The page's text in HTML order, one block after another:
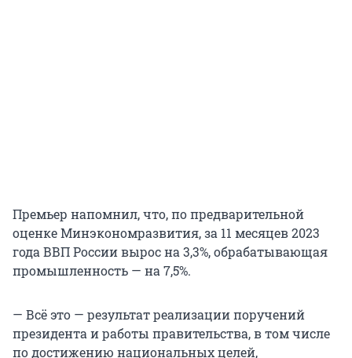
Премьер напомнил, что, по предварительной
оценке Минэкономразвития, за 11 месяцев 2023
года ВВП России вырос на 3,3%, обрабатывающая
промышленность — на 7,5%.
— Всё это — результат реализации поручений
президента и работы правительства, в том числе
по достижению национальных целей,